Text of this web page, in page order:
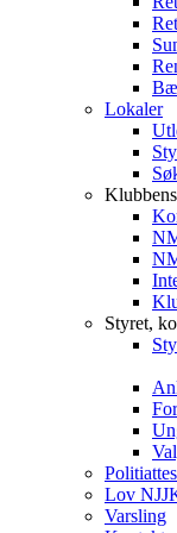
Lokaler
Styret,
Lov
Varsling